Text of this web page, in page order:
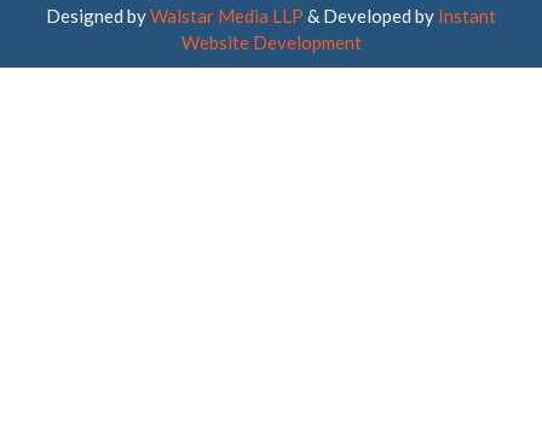
Designed byWalstar Media LLP & Developed by Instant
Website Development